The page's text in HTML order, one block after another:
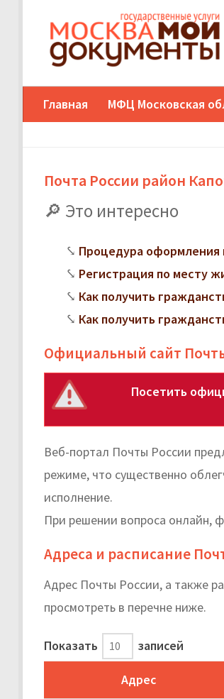
Главная МФЦ Московская
Почта России район
Это интересно
Процедура
Регистрация по месту
Как получить
Как получить
Официальный сайт
Посетить
Веб-портал Почты России
режиме, что существенно
исполнение.
При решении вопроса онлайн,
Адреса и расписание
Адрес Почты России, а также
просмотреть в перечне ниже.
Показать записей
Адрес